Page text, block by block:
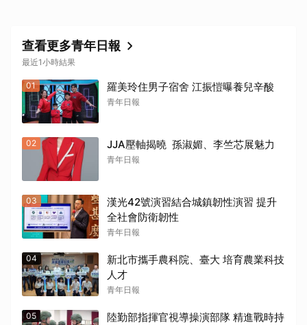
查看更多青年日報
最近1小時結果
01 羅美玲住男子宿舍 江振愷曝養兒辛酸
青年日報
02 JJA壓軸揭曉 孫淑媚、李竺芯展魅力
青年日報
03
漢光42號演習結合城鎮韌性演習 提升
全社會防衛韌性
青年日報
04
新北市攜手農科院、臺大 培育農業科技
人才
青年日報
05
陸勤部指揮官視導操演部隊 精進戰時持